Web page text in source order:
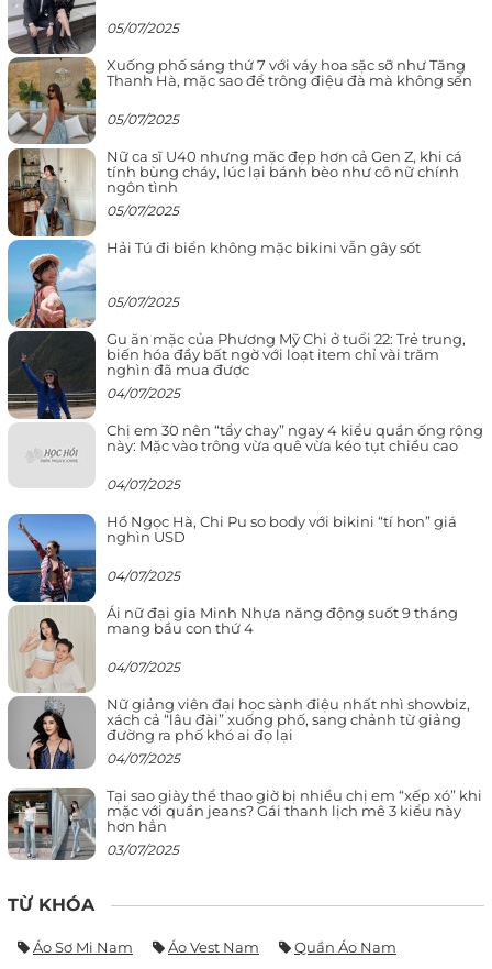
05/07/2025
Xuống phố sáng thứ 7 với váy hoa sặc sỡ như Tăng
Thanh Hà, mặc sao để trông điệu đà mà không sến
05/07/2025
Nữ ca sĩ U40 nhưng mặc đẹp hơn cả Gen Z, khi cá
tính bùng cháy, lúc lại bánh bèo như cô nữ chính
ngôn tình
05/07/2025
Hải Tú đi biển không mặc bikini vẫn gây sốt
05/07/2025
Gu ăn mặc của Phương Mỹ Chi ở tuổi 22: Trẻ trung,
biến hóa đầy bất ngờ với loạt item chỉ vài trăm
nghìn đã mua được
04/07/2025
Chị em 30 nên “tẩy chay” ngay 4 kiểu quần ống rộng
này: Mặc vào trông vừa quê vừa kéo tụt chiều cao
04/07/2025
Hồ Ngọc Hà, Chi Pu so body với bikini “tí hon” giá
nghìn USD
04/07/2025
Ái nữ đại gia Minh Nhựa năng động suốt 9 tháng
mang bầu con thứ 4
04/07/2025
Nữ giảng viên đại học sành điệu nhất nhì showbiz,
xách cả “lâu đài” xuống phố, sang chảnh từ giảng
đường ra phố khó ai đọ lại
04/07/2025
Tại sao giày thể thao giờ bị nhiều chị em “xếp xó” khi
mặc với quần jeans? Gái thanh lịch mê 3 kiểu này
hơn hẳn
03/07/2025
TỪ KHÓA
Áo Sơ Mi Nam Áo Vest Nam Quần Áo Nam